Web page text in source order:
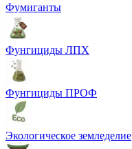
Фумиганты
Фунгициды ЛПХ
Фунгициды ПРОФ
Экологическое земледелие